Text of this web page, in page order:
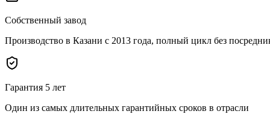
Собственный завод
Производство в Казани с 2013 года, полный цикл без
Гарантия 5 лет
Один из самых длительных гарантийных сроков в отрасли